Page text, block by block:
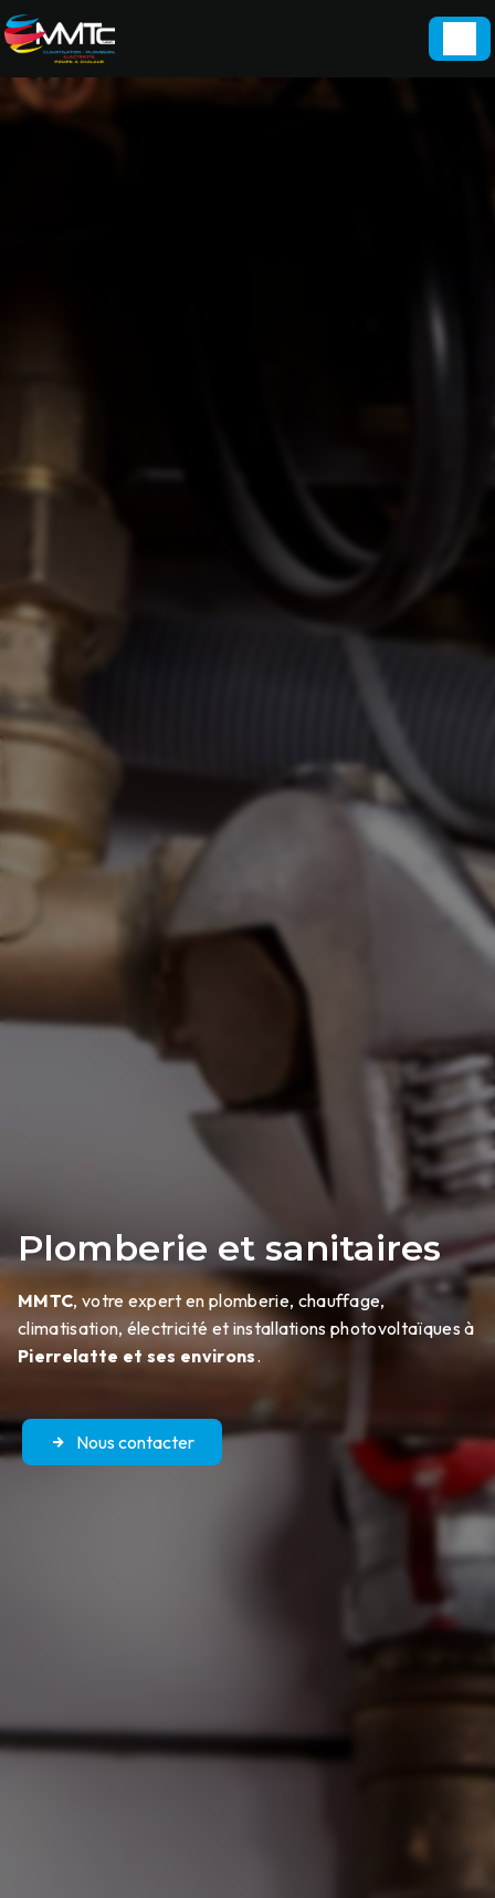
Plomberie et sanitaires
MMTC, votre expert en plomberie, chauffage,
climatisation, électricité et installations photovoltaïques à
Pierrelatte et ses environs.
Nous contacter
Panneau de gestion des cookies